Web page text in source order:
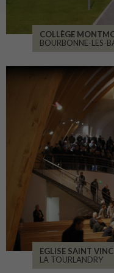
COLLÈGE
BOURBONNE-LES-
EGLISE SAINT
LA TOURLANDRY